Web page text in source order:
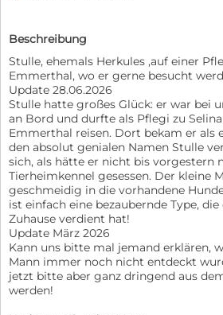
Beschreibung
Stulle, ehemals Herkules ,auf einer
Emmerthal, wo er gerne besucht
Update 28.06.2026
Stulle hatte großes Glück: er war bei
an Bord und durfte als Pflegi zu
Emmerthal reisen. Dort bekam er als
den absolut genialen Namen Stulle
sich, als hätte er nicht bis vorgestern
Tierheimkennel gesessen. Der kleine
geschmeidig in die vorhandene
ist einfach eine bezaubernde Type,
Zuhause verdient hat!
Update März 2026
Kann uns bitte mal jemand erklären,
Mann immer noch nicht entdeckt
jetzt bitte aber ganz dringend aus
werden!